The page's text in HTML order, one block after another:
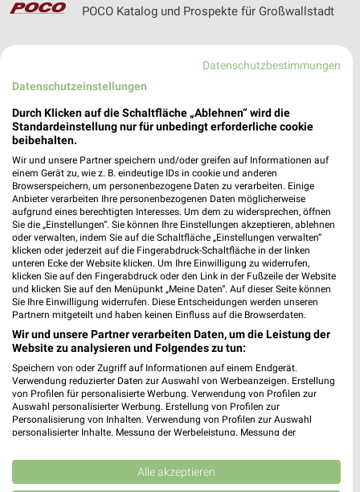
POCO Katalog und Prospekte für Großwallstadt
POLO Prospekte und Angebote für
Aschaffenburg
Polster Aktuell Filialen & Öffnungszeiten für
Hanau
Polstermöbel Fischer Katalog und Prospekte für
Heilbronn
porta Katalog und Prospekte für Bad Vilbel-
Dortelweil
Premio Reifen + Autoservice Filialen &
Öffnungszeiten für Frankfurt am Main
Datenschutzbestimmungen
Datenschutzeinstellungen
Durch Klicken auf die Schaltfläche „Ablehnen“ wird die
Standardeinstellung nur für unbedingt erforderliche cookie
beibehalten.
Wir und unsere Partner speichern und/oder greifen auf Informationen auf
einem Gerät zu, wie z. B. eindeutige IDs in cookie und anderen
Browserspeichern, um personenbezogene Daten zu verarbeiten. Einige
Anbieter verarbeiten Ihre personenbezogenen Daten möglicherweise
aufgrund eines berechtigten Interesses. Um dem zu widersprechen, öffnen
Sie die „Einstellungen“. Sie können Ihre Einstellungen akzeptieren, ablehnen
oder verwalten, indem Sie auf die Schaltfläche „Einstellungen verwalten“
klicken oder jederzeit auf die Fingerabdruck-Schaltfläche in der linken
unteren Ecke der Website klicken. Um Ihre Einwilligung zu widerrufen,
klicken Sie auf den Fingerabdruck oder den Link in der Fußzeile der Website
und klicken Sie auf den Menüpunkt „Meine Daten“. Auf dieser Seite können
Sie Ihre Einwilligung widerrufen. Diese Entscheidungen werden unseren
Partnern mitgeteilt und haben keinen Einfluss auf die Browserdaten.
Wir und unsere Partner verarbeiten Daten, um die Leistung der
Website zu analysieren und Folgendes zu tun:
Speichern von oder Zugriff auf Informationen auf einem Endgerät.
Verwendung reduzierter Daten zur Auswahl von Werbeanzeigen. Erstellung
von Profilen für personalisierte Werbung. Verwendung von Profilen zur
Auswahl personalisierter Werbung. Erstellung von Profilen zur
Personalisierung von Inhalten. Verwendung von Profilen zur Auswahl
personalisierter Inhalte. Messung der Werbeleistung. Messung der
Kombinationen von Daten aus verschiedenen Quellen. Entwicklung und
Verbesserung der Angebote. Verwendung reduzierter Daten zur Auswahl
von Inhalten.
Alle akzeptieren